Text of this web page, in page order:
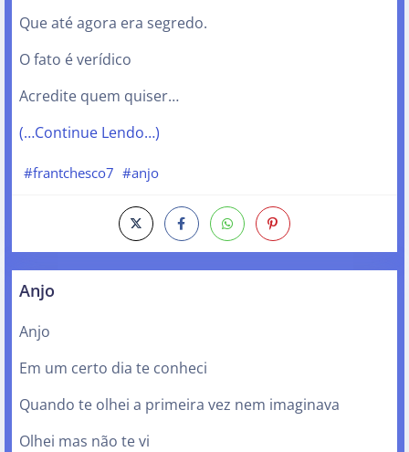
Que até agora era segredo.
O fato é verídico
Acredite quem quiser…
(…Continue Lendo…)
#frantchesco7 #anjo
Anjo
Anjo
Em um certo dia te conheci
Quando te olhei a primeira vez nem imaginava
Olhei mas não te vi